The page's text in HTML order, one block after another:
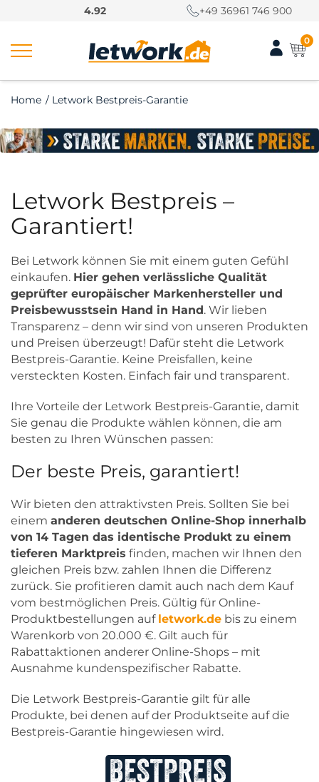
n
t
4.92 +49 36961 746 900
0
Home / Letwork Bestpreis-Garantie
Letwork Bestpreis –
Garantiert!
Bei Letwork können Sie mit einem guten Gefühl
einkaufen. Hier gehen verlässliche Qualität
geprüfter europäischer Markenhersteller und
Preisbewusstsein Hand in Hand. Wir lieben
Transparenz – denn wir sind von unseren Produkten
und Preisen überzeugt! Dafür steht die Letwork
Bestpreis-Garantie. Keine Preisfallen, keine
versteckten Kosten. Einfach fair und transparent.
Ihre Vorteile der Letwork Bestpreis-Garantie, damit
Sie genau die Produkte wählen können, die am
besten zu Ihren Wünschen passen:
Der beste Preis, garantiert!
Wir bieten den attraktivsten Preis. Sollten Sie bei
einem anderen deutschen Online-Shop innerhalb
von 14 Tagen das identische Produkt zu einem
tieferen Marktpreis finden, machen wir Ihnen den
gleichen Preis bzw. zahlen Ihnen die Differenz
zurück. Sie profitieren damit auch nach dem Kauf
vom bestmöglichen Preis. Gültig für Online-
Produktbestellungen auf letwork.de bis zu einem
Warenkorb von 20.000 €. Gilt auch für
Rabattaktionen anderer Online-Shops – mit
Ausnahme kundenspezifischer Rabatte.
Die Letwork Bestpreis-Garantie gilt für alle
Produkte, bei denen auf der Produktseite auf die
Bestpreis-Garantie hingewiesen wird.